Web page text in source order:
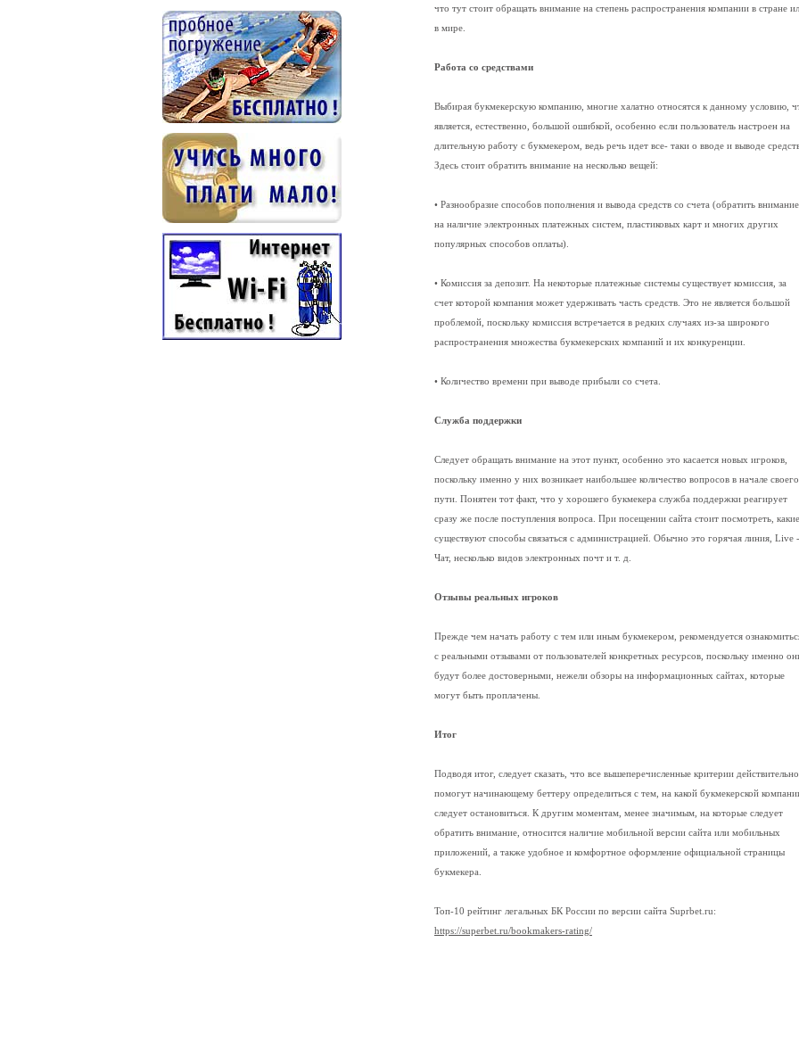
что тут стоит обращать внимание на степень распространения компании в стране
в мире.
Работа со средствами
Выбирая букмекерскую компанию, многие халатно относятся к данному условию,
является, естественно, большой ошибкой, особенно если пользователь настроен на
длительную работу с букмекером, ведь речь идет все- таки о вводе и выводе
Здесь стоит обратить внимание на несколько вещей:
• Разнообразие способов пополнения и вывода средств со счета (обратить внимание
на наличие электронных платежных систем, пластиковых карт и многих других
популярных способов оплаты).
• Комиссия за депозит. На некоторые платежные системы существует комиссия, за
счет которой компания может удерживать часть средств. Это не является большой
проблемой, поскольку комиссия встречается в редких случаях из-за широкого
распространения множества букмекерских компаний и их конкуренции.
• Количество времени при выводе прибыли со счета.
Служба поддержки
Следует обращать внимание на этот пункт, особенно это касается новых игроков,
поскольку именно у них возникает наибольшее количество вопросов в начале своего
пути. Понятен тот факт, что у хорошего букмекера служба поддержки реагирует
сразу же после поступления вопроса. При посещении сайта стоит посмотреть, какие
существуют способы связаться с администрацией. Обычно это горячая линия, Live -
Чат, несколько видов электронных почт и т. д.
Отзывы реальных игроков
Прежде чем начать работу с тем или иным букмекером, рекомендуется
с реальными отзывами от пользователей конкретных ресурсов, поскольку именно
будут более достоверными, нежели обзоры на информационных сайтах, которые
могут быть проплачены.
Итог
Подводя итог, следует сказать, что все вышеперечисленные критерии действительно
помогут начинающему беттеру определиться с тем, на какой букмекерской
следует остановиться. К другим моментам, менее значимым, на которые следует
обратить внимание, относится наличие мобильной версии сайта или мобильных
приложений, а также удобное и комфортное оформление официальной страницы
букмекера.
Топ-10 рейтинг легальных БК России по версии сайта Suprbet.ru:
https://superbet.ru/bookmakers-rating/